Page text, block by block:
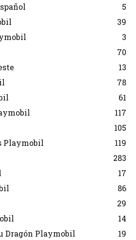
5
39
3
70
13
78
61
117
105
Playmobil
119
283
17
86
29
14
Dragón Playmobil
19